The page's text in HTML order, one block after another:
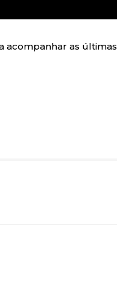
acompanhar as últimas